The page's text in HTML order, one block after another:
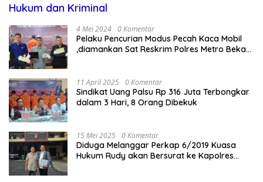
Hukum dan Kriminal
4 Mei 2024 0 Komentar
Pelaku Pencurian Modus Pecah Kaca Mobil
,diamankan Sat Reskrim Polres Metro Bekasi
11 April 2025 0 Komentar
Sindikat Uang Palsu Rp 316 Juta Terbongkar
dalam 3 Hari, 8 Orang Dibekuk
15 Mei 2025 0 Komentar
Diduga Melanggar Perkap 6/2019 Kuasa
Hukum Rudy akan Bersurat ke Kapolres